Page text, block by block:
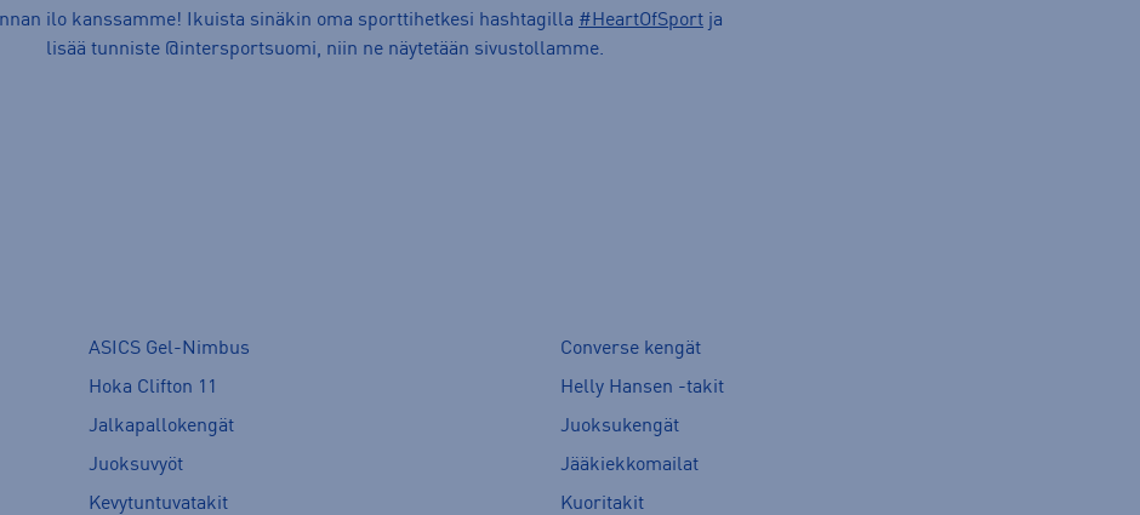
ilo kanssamme! Ikuista sinäkin oma sporttihetkesi hashtagilla #HeartOfSport ja
lisää tunniste @intersportsuomi, niin ne näytetään sivustollamme.
ASICS Gel-Nimbus
Converse kengät
Hoka Clifton 11
Helly Hansen -takit
Jalkapallokengät
Juoksukengät
Juoksuvyöt
Jääkiekkomailat
Kevytuntuvatakit
Kuoritakit